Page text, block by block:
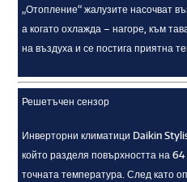
„Отопление“ жалузите насочват
а когато охлажда – нагоре, към
на въздуха и се постига приятна
Решетъчен сензор
Инверторни климатици Daikin
който разделя повърхността на
точната температура. След като